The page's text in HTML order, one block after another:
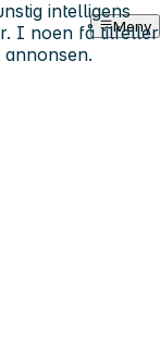
Meny
intelligens
I noen få tilfeller